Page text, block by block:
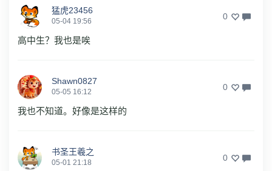
猛虎23456
05-04 19:56 0
高中生？我也是唉
Shawn0827
05-05 16:12 0
我也不知道。好像是这样的
书圣王羲之
05-01 21:18 0